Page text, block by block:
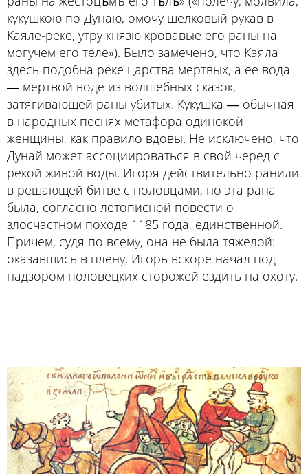
кукушкою по Дунаю, омочу шелковый рукав в
Каяле-реке, утру князю кровавые его раны на
могучем его теле»). Было замечено, что Каяла
здесь подобна реке царства мертвых, а ее вода
― мертвой воде из волшебных сказок,
затягивающей раны убитых. Кукушка ― обычная
в народных песнях метафора одинокой
женщины, как правило вдовы. Не исключено, что
Дунай может ассоциироваться в свой черед с
рекой живой воды. Игоря действительно ранили
в решающей битве с половцами, но эта рана
была, согласно летописной повести о
злосчастном походе 1185 года, единственной.
Причем, судя по всему, она не была тяжелой:
оказавшись в плену, Игорь вскоре начал под
надзором половецких сторожей ездить на охоту.